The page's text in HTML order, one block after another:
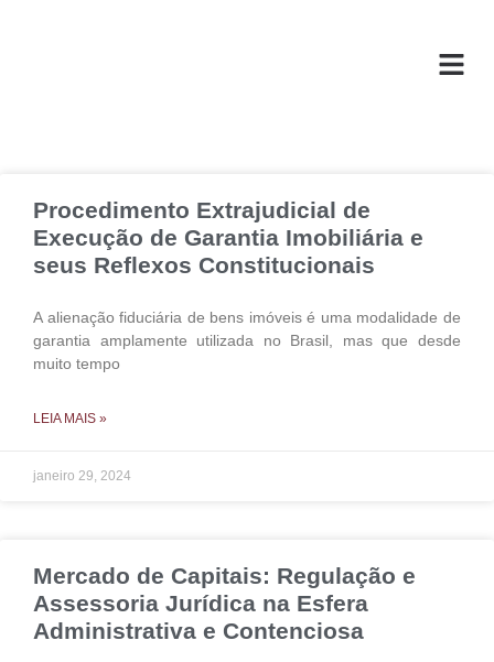
Procedimento Extrajudicial de
Execução de Garantia Imobiliária e
seus Reflexos Constitucionais
A alienação fiduciária de bens imóveis é uma modalidade de
garantia amplamente utilizada no Brasil, mas que desde
muito tempo
LEIA MAIS »
janeiro 29, 2024
Mercado de Capitais: Regulação e
Assessoria Jurídica na Esfera
Administrativa e Contenciosa